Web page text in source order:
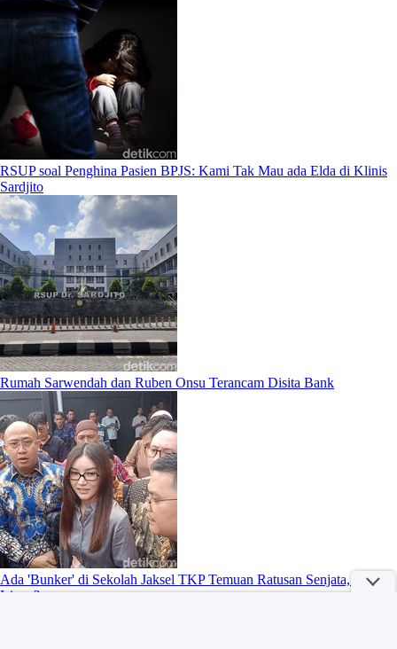
RSUP soal Penghina Pasien BPJS: Kami Tak Mau ada Elda di Klinis
Sardjito
Rumah Sarwendah dan Ruben Onsu Terancam Disita Bank
Ada 'Bunker' di Sekolah Jaksel TKP Temuan Ratusan Senjata, Apa
Isinya?